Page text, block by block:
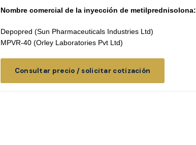
Nombre comercial de la inyección de metilprednisolona:
Depopred (Sun Pharmaceuticals Industries Ltd)
MPVR-40 (Orley Laboratories Pvt Ltd)
Consultar precio / solicitar cotización